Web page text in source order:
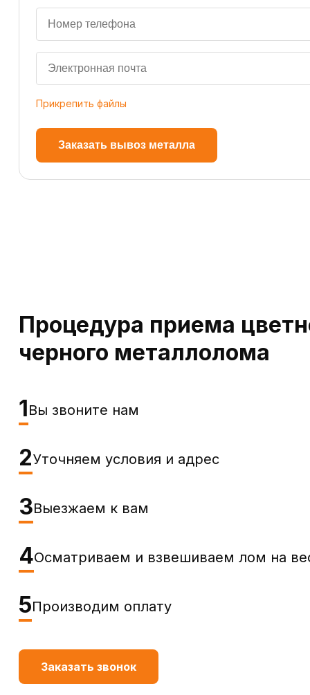
Прикрепить файлы
Заказать вывоз металла
Процедура приема
черного металлолома
1Вы звоните нам
2Уточняем условия и адрес
3Выезжаем к вам
4Осматриваем и взвешиваем лом на
5Производим оплату
Заказать звонок